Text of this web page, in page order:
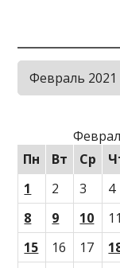
Архивы
Пн
Вт Ср
1
2 3 4
8
9 10 11
15
16 17